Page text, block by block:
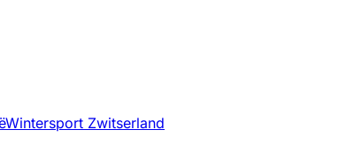
Wintersport Zwitserland